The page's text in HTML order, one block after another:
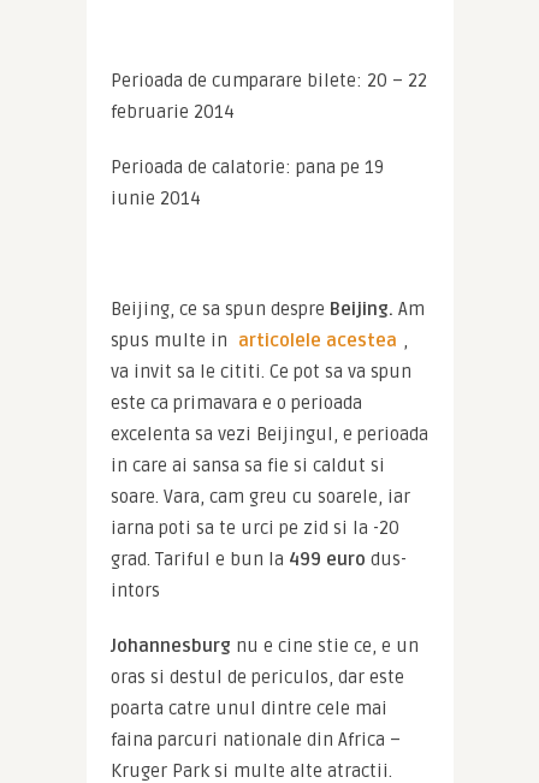
Perioada de cumparare bilete: 20 – 22
februarie 2014
Perioada de calatorie: pana pe 19
iunie 2014
Beijing, ce sa spun despre Beijing. Am
spus multe in
articolele acestea ,
va invit sa le cititi. Ce pot sa va spun
este ca primavara e o perioada
excelenta sa vezi Beijingul, e perioada
in care ai sansa sa fie si caldut si
soare. Vara, cam greu cu soarele, iar
iarna poti sa te urci pe zid si la -20
grad. Tariful e bun la 499 euro dus-
intors
Johannesburg nu e cine stie ce, e un
oras si destul de periculos, dar este
poarta catre unul dintre cele mai
faina parcuri nationale din Africa –
Kruger Park si multe alte atractii.